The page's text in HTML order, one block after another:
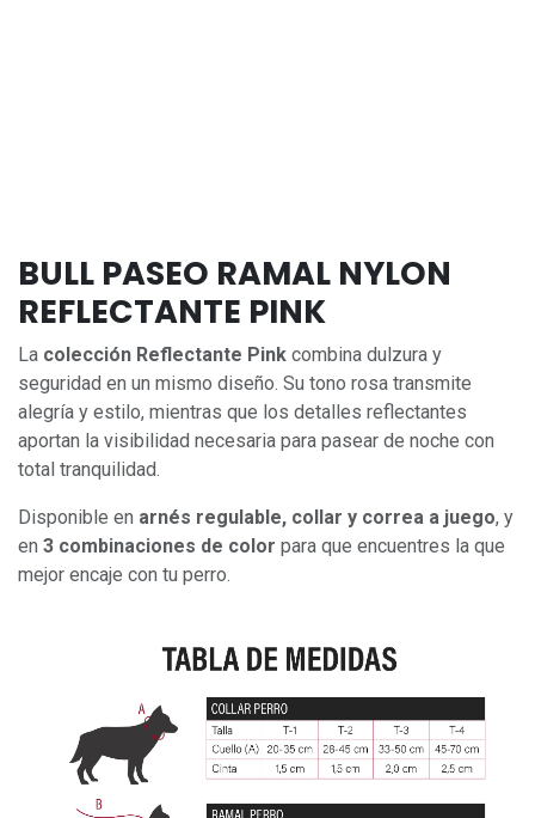
BULL PASEO RAMAL NYLON
REFLECTANTE PINK
La colección Reflectante Pink combina dulzura y
seguridad en un mismo diseño. Su tono rosa transmite
alegría y estilo, mientras que los detalles reflectantes
aportan la visibilidad necesaria para pasear de noche con
total tranquilidad.
Disponible en arnés regulable, collar y correa a juego, y
en 3 combinaciones de color para que encuentres la que
mejor encaje con tu perro.